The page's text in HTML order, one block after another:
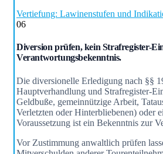
Vertiefung: Lawinenstufen und
06
Diversion prüfen, kein Strafregister-
Verantwortungsbekenntnis.
Die diversionelle Erledigung nach §§
Hauptverhandlung und Strafregister-
Geldbuße, gemeinnützige Arbeit,
Verletzten oder Hinterbliebenen) oder
Voraussetzung ist ein Bekenntnis zur
Vor Zustimmung anwaltlich prüfen